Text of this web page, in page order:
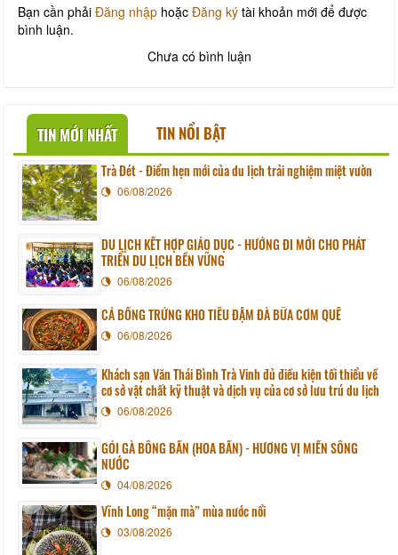
Bạn cần phải Đăng nhập hoặc Đăng ký tài khoản mới để được
bình luận.
Chưa có bình luận
TIN MỚI NHẤT TIN NỔI BẬT
Trà Đét - Điểm hẹn mới của du lịch trải nghiệm miệt vườn
06/08/2026
DU LỊCH KẾT HỢP GIÁO DỤC - HƯỚNG ĐI MỚI CHO PHÁT
TRIỂN DU LỊCH BỀN VỮNG
06/08/2026
CÁ BỐNG TRỨNG KHO TIÊU ĐẬM ĐÀ BỮA CƠM QUÊ
06/08/2026
Khách sạn Văn Thái Bình Trà Vinh đủ điều kiện tối thiểu về
cơ sở vật chất kỹ thuật và dịch vụ của cơ sở lưu trú du lịch
06/08/2026
GỎI GÀ BÔNG BẦN (HOA BẦN) - HƯƠNG VỊ MIỀN SÔNG
NƯỚC
04/08/2026
Vĩnh Long “mặn mà” mùa nước nổi
03/08/2026